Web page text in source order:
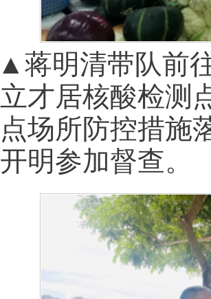
▲蒋明清带队前
才居核酸检测
场所防控措施
明参加督查。